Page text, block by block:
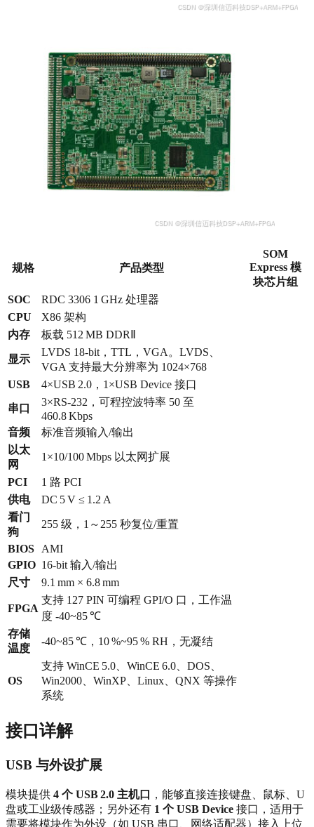
规格 产品类型
SOM
Express 模
块芯片组
SOC
RDC 3306 1 GHz 处理器
CPU
X86 架构
内存
板载 512 MB DDRⅡ
显示
LVDS 18‑bit，TTL，VGA。LVDS、
VGA 支持最大分辨率为 1024×768
USB
4×USB 2.0，1×USB Device 接口
串口
3×RS‑232，可程控波特率 50 至
460.8 Kbps
音频
标准音频输入/输出
以太
网
1×10/100 Mbps 以太网扩展
PCI
1 路 PCI
供电
DC 5 V ≤ 1.2 A
看门
狗
255 级，1～255 秒复位/重置
BIOS AMI
GPIO 16‑bit 输入/输出
尺寸
9.1 mm × 6.8 mm
FPGA
支持 127 PIN 可编程 GPI/O 口，工作温
度 -40~85 ℃
存储
温度
-40~85 ℃，10 %~95 % RH，无凝结
OS
支持 WinCE 5.0、WinCE 6.0、DOS、
Win2000、WinXP、Linux、QNX 等操作
系统
接口详解
USB 与外设扩展
模块提供 4 个 USB 2.0 主机口
，能够直接连接键盘、鼠标、U
盘或工业级传感器；另外还有 1 个 USB Device 接口，适用于
需要将模块作为外设（如 USB 串口、网络适配器）接入上位